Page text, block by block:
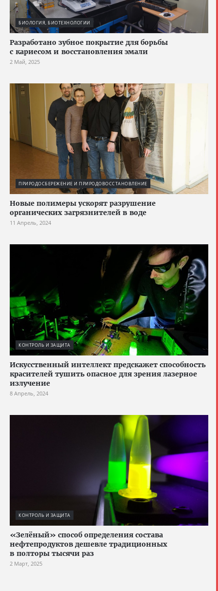
БИОЛОГИЯ, БИОТЕХНОЛОГИИ
Разработано зубное покрытие для борьбы
с кариесом и восстановления эмали
2 Май, 2025
ПРИРОДОСБЕРЕЖЕНИЕ И ПРИРОДОВОССТАНОВЛЕНИЕ
Новые полимеры ускорят разрушение
органических загрязнителей в воде
11 Апрель, 2024
КОНТРОЛЬ И ЗАЩИТА
Искусственный интеллект предскажет способность
красителей тушить опасное для зрения лазерное
излучение
8 Апрель, 2024
КОНТРОЛЬ И ЗАЩИТА
«Зелёный» способ определения состава
нефтепродуктов дешевле традиционных
в полторы тысячи раз
2 Март, 2025